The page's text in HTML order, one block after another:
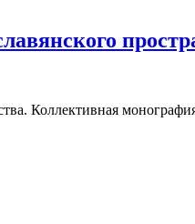
Коллективная